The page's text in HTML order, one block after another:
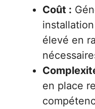
Coût :
élevé en
en place